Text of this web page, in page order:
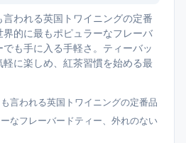
われる英国トワイニングの定番
的に最もポピュラーなフレーバ
も手に入る手軽さ。ティーバッ
に楽しめ、紅茶習慣を始める最
言われる英国トワイニングの定番品
なフレーバードティー、外れのない